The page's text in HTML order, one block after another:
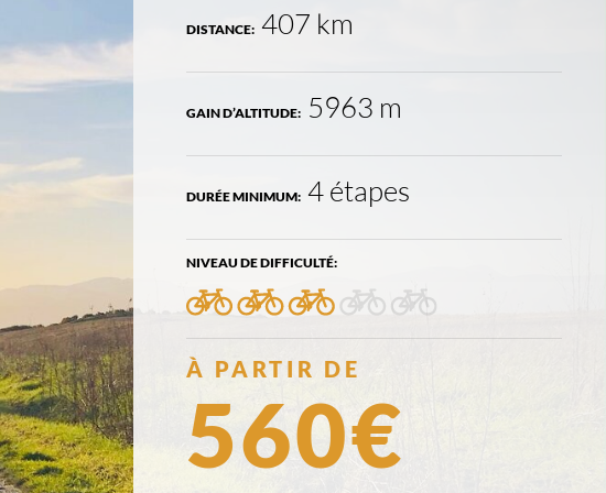
DISTANCE: 407 km
GAIN D’ALTITUDE: 5963 m
DURÉE MINIMUM: 4 étapes
NIVEAU DE DIFFICULTÉ:
3/5
PRIX:
À PARTIR DE
560€